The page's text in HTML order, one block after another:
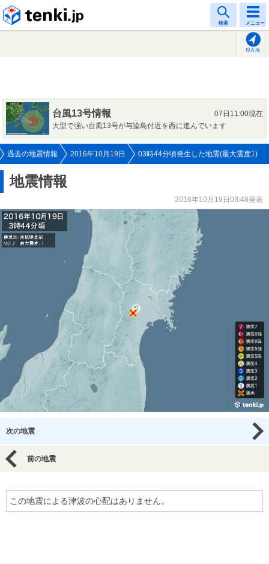
検索 メニュー
現在地
台風13号情報
07日11:00現在
大型で強い台風13号が与論島付近を西に進んでいます
過去の地震情報 2016年10月19日 03時44分頃発生した地震(最大震度1)
地震情報
2016年10月19日03:48発表
次の地震
前の地震
この地震による津波の心配はありません。